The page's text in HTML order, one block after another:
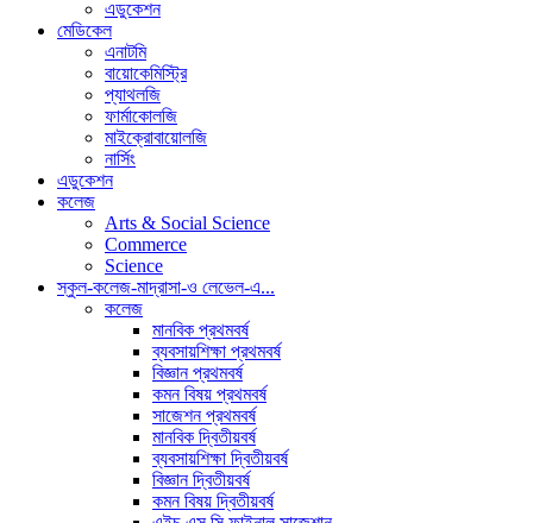
এডুকেশন
মেডিকেল
এনাটমি
বায়োকেমিস্ট্রি
প্যাথলজি
ফার্মাকোলজি
মাইক্রোবায়োলজি
নার্সিং
এডুকেশন
কলেজ
Arts & Social Science
Commerce
Science
স্কুল-কলেজ-মাদ্রাসা-ও লেভেল-এ...
কলেজ
মানবিক প্রথমবর্ষ
ব্যবসায়শিক্ষা প্রথমবর্ষ
বিজ্ঞান প্রথমবর্ষ
কমন বিষয় প্রথমবর্ষ
সাজেশন প্রথমবর্ষ
মানবিক দ্বিতীয়বর্ষ
ব্যবসায়শিক্ষা দ্বিতীয়বর্ষ
বিজ্ঞান দ্বিতীয়বর্ষ
কমন বিষয় দ্বিতীয়বর্ষ